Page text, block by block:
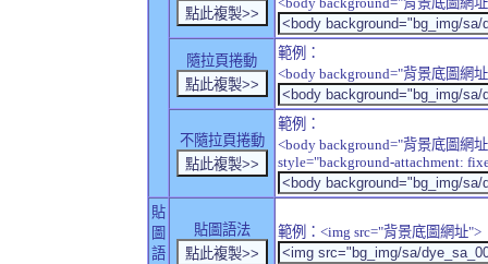
隨拉頁捲動
範例：
<body background="背景底圖網
不隨拉頁捲動
範例：
<body background="背景底圖網
style="background-attachment:
貼
圖
語
貼圖語法 範例：<img src="背景底圖網址">